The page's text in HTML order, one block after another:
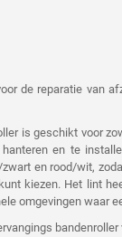
de reparatie van
is geschikt voor
en te
en rood/wit,
kiezen. Het lint
omgevingen waar